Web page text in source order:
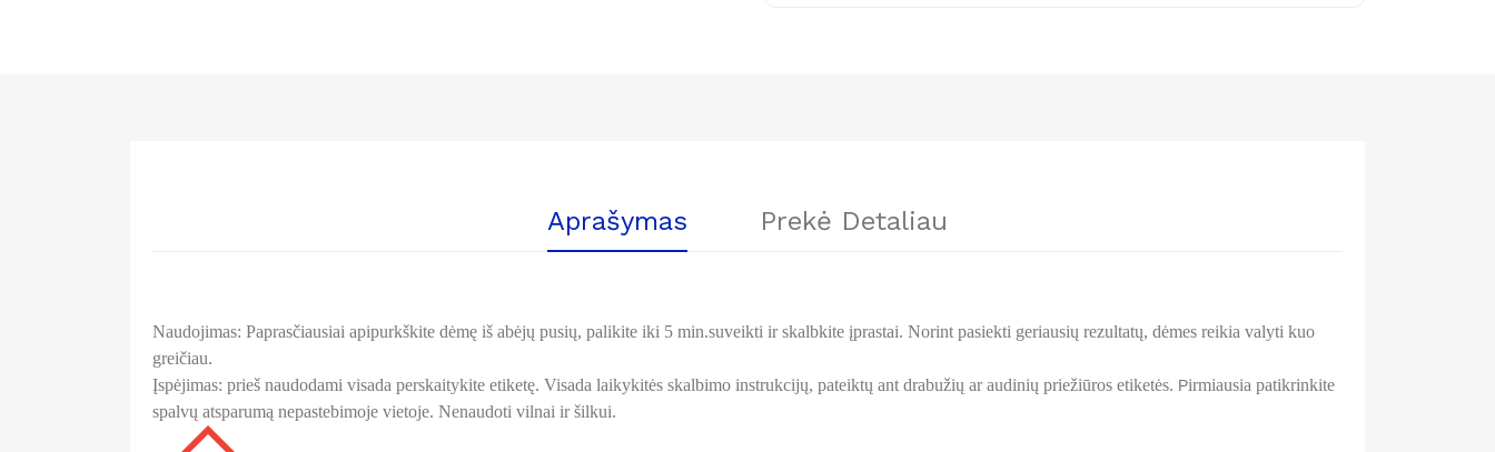
Aprašymas Prekė Detaliau
Naudojimas: Paprasčiausiai apipurkškite dėmę iš abėjų pusių, palikite iki 5 min.suveikti ir skalbkite įprastai. Norint pasiekti geriausių rezultatų, dėmes reikia valyti kuo
greičiau.
Įspėjimas: prieš naudodami visada perskaitykite etiketę. Visada laikykitės skalbimo instrukcijų, pateiktų ant drabužių ar audinių priežiūros etiketės. Pirmiausia patikrinkite
spalvų atsparumą nepastebimoje vietoje. Nenaudoti vilnai ir šilkui.